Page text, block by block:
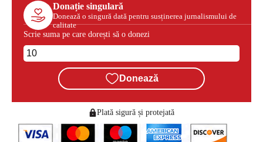
Donație singulară
Donează o singură dată pentru susținerea jurnalismului de
calitate
Scrie suma pe care dorești să o donezi
Donează
Plată sigură și protejată